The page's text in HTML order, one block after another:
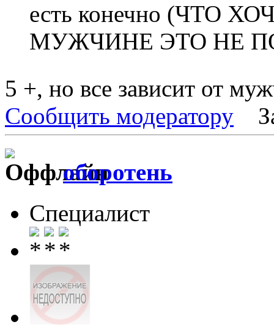
есть конечно (ЧТО
МУЖЧИНЕ ЭТО НЕ
5 +, но все зависит от
Сообщить модератору
оборотень
Специалист